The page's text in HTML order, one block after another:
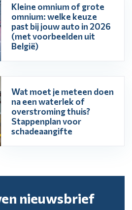
Kleine omnium of grote
omnium: welke keuze
past bij jouw auto in 2026
(met voorbeelden uit
België)
Wat moet je meteen doen
na een waterlek of
overstroming thuis?
Stappenplan voor
schadeaangifte
nieuwsbrief